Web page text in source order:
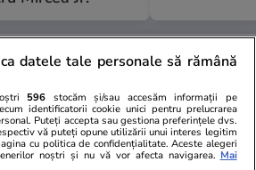
22 iul.
lui
grăbească cu
datele tale personale să rămână
596 stocăm și/sau accesăm informații pe
identificatorii cookie unici pentru prelucrarea
Puteți accepta sau gestiona preferințele dvs.
vă puteți opune utilizării unui interes legitim
cu politica de confidențialitate. Aceste alegeri
noștri și nu vă vor afecta navigarea. Mai